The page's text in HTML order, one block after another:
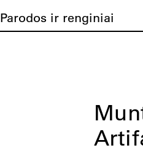
Parodos ir renginiai